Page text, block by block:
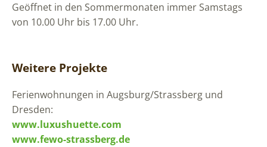
Geöffnet in den Sommermonaten immer Samstags
von 10.00 Uhr bis 17.00 Uhr.
Weitere Projekte
Ferienwohnungen in Augsburg/Strassberg und
Dresden:
www.luxushuette.com
www.fewo-strassberg.de